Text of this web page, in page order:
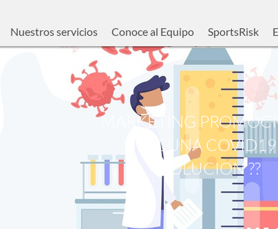
Nuestros servicios Conoce al Equipo SportsRisk
MARKETING
Y VACUNA
SOLUCION ??